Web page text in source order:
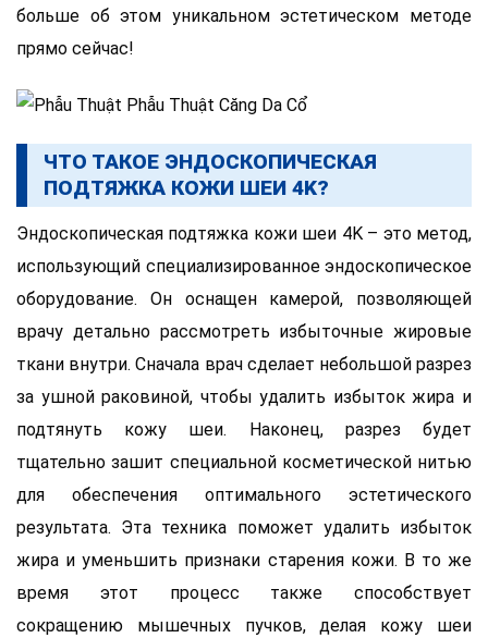
больше об этом уникальном эстетическом методе
прямо сейчас!
ЧТО ТАКОЕ ЭНДОСКОПИЧЕСКАЯ
ПОДТЯЖКА КОЖИ ШЕИ 4K?
Эндоскопическая подтяжка кожи шеи 4K – это метод,
использующий специализированное эндоскопическое
оборудование. Он оснащен камерой, позволяющей
врачу детально рассмотреть избыточные жировые
ткани внутри. Сначала врач сделает небольшой разрез
за ушной раковиной, чтобы удалить избыток жира и
подтянуть кожу шеи. Наконец, разрез будет
тщательно зашит специальной косметической нитью
для обеспечения оптимального эстетического
результата. Эта техника поможет удалить избыток
жира и уменьшить признаки старения кожи. В то же
время этот процесс также способствует
сокращению мышечных пучков, делая кожу шеи